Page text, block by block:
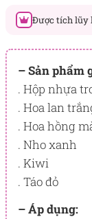
Được tích lũy
Đây là số
sản phẩm hôm
BẠCH KIM
PointSight có
đổi quà tặng ưu
Đăng nhậphoặc
chính xác nhất
– Sản phẩm
. Hộp nhựa
. Hoa lan
. Hoa hồng
. Nho xanh
. Kiwi
. Táo đỏ
– Áp dụng: